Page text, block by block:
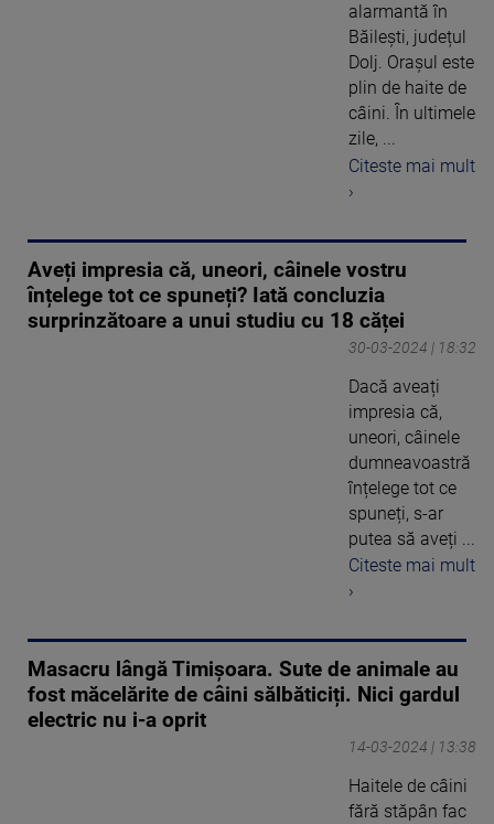
alarmantă în
Băilești, județul
Dolj. Orașul este
plin de haite de
câini. În ultimele
zile, ...
Citeste mai mult
›
Aveți impresia că, uneori, câinele vostru
înțelege tot ce spuneți? Iată concluzia
surprinzătoare a unui studiu cu 18 căței
30-03-2024 | 18:32
Dacă aveați
impresia că,
uneori, câinele
dumneavoastră
înțelege tot ce
spuneți, s-ar
putea să aveți ...
Citeste mai mult
›
Masacru lângă Timișoara. Sute de animale au
fost măcelărite de câini sălbăticiți. Nici gardul
electric nu i-a oprit
14-03-2024 | 13:38
Haitele de câini
fără stăpân fac